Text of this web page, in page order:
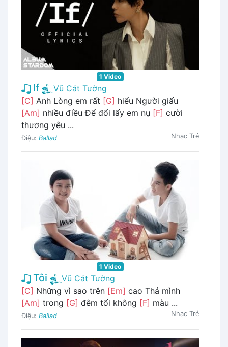
1 Video
If
Vũ Cát Tường
[C] Anh Lòng em rất [G] hiểu Người giấu
[Am] nhiều điều Để đổi lấy em nụ [F] cười
thương yêu ...
Điệu: Ballad Nhạc Trẻ
1 Video
Tôi
Vũ Cát Tường
[C] Những vì sao trên [Em] cao Thả mình
[Am] trong [G] đêm tối không [F] màu ...
Điệu: Ballad Nhạc Trẻ